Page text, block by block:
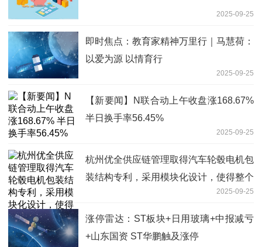
2025-09-25
即时焦点：教育家精神万里行｜马慧荷：
以爱为源 以情育行
2025-09-25
【新要闻】N联合动上午收盘涨168.67%
半日换手率56.45%
2025-09-25
杭州优全供应链管理取得汽车轮毂电机包
装结构专利，采用模块化设计，使得整个
包装结构的组装变得更加简便快捷|消息
2025-09-25
涨停雷达：ST板块+日用玻璃+中报减亏
+山东国资 ST华鹏触及涨停